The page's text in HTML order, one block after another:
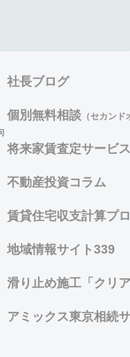
社長ブログ
個別無料相談 （セカンド
将来家賃査定サービス
不動産投資コラム
賃貸住宅収支計算プ
地域情報サイト339
滑り止め施工「クリア
アミックス東京相続